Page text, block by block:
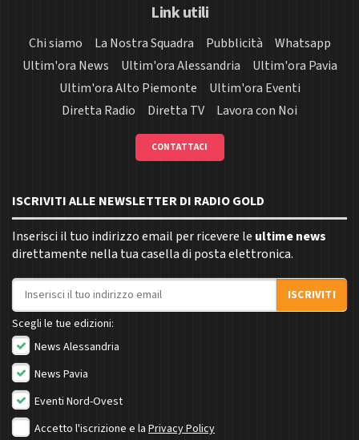
Link utili
Chi siamo La Nostra Squadra Pubblicità
Whatsapp
Ultim'ora News
Ultim'ora Alessandria
Ultim'ora Pavia
Ultim'ora Alto Piemonte
Ultim'ora Eventi
Diretta Radio
Diretta TV Lavora con Noi
CONTATTACI
ISCRIVITI ALLE NEWSLETTER DI RADIO GOLD
Inserisci il tuo indirizzo email per ricevere le ultime news
direttamente nella tua casella di posta elettronica.
Indirizzo email
ISCRIVITI
Scegli le tue edizioni:
News Alessandria
News Pavia
Eventi Nord-Ovest
Accetto l'iscrizione e la Privacy Policy